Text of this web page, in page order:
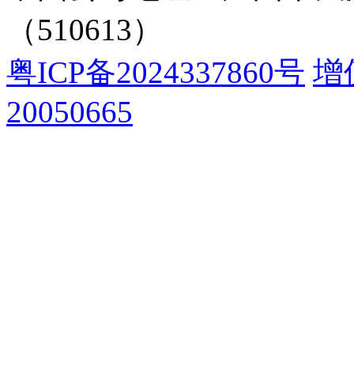
（510613）
粤ICP备2024337860号 增
20050665